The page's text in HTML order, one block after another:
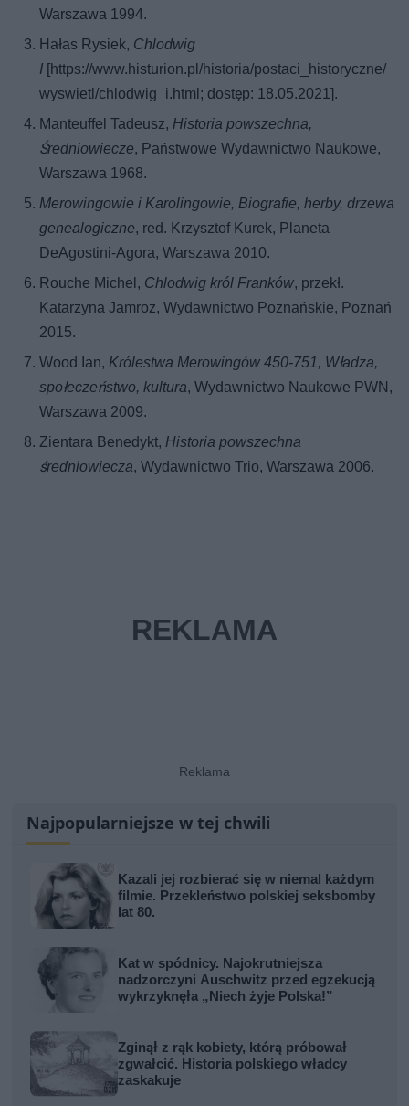
Warszawa 1994.
Hałas Rysiek, Chlodwig
I [https://www.histurion.pl/historia/postaci_historyczne/
wyswietl/chlodwig_i.html; dostęp: 18.05.2021].
Manteuffel Tadeusz,Historia powszechna,
Średniowiecze, Państwowe Wydawnictwo Naukowe,
Warszawa 1968.
Merowingowie i Karolingowie, Biografie, herby, drzewa
genealogiczne, red. Krzysztof Kurek, Planeta
DeAgostini-Agora, Warszawa 2010.
Rouche Michel, Chlodwig król Franków, przekł.
Katarzyna Jamroz, Wydawnictwo Poznańskie, Poznań
2015.
Wood Ian,Królestwa Merowingów 450-751, Władza,
społeczeństwo, kultura, Wydawnictwo Naukowe PWN,
Warszawa 2009.
Zientara Benedykt,Historia powszechna
średniowiecza, Wydawnictwo Trio, Warszawa 2006.
Najpopularniejsze w tej chwili
Kazali jej rozbierać się w niemal każdym
filmie. Przekleństwo polskiej seksbomby
lat 80.
Kat w spódnicy. Najokrutniejsza
nadzorczyni Auschwitz przed egzekucją
wykrzyknęła „Niech żyje Polska!”
Zginął z rąk kobiety, którą próbował
zgwałcić. Historia polskiego władcy
zaskakuje